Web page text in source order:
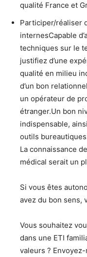
qualité France et
Participer/réaliser
internesCapable
techniques sur le
justifiez d’une
qualité en milieu
d’un bon
un opérateur de
étranger.Un bon
indispensable,
outils
La connaissance
médical serait un
Si vous êtes
avez du bon sens,
Vous souhaitez
dans une ETI
valeurs ?